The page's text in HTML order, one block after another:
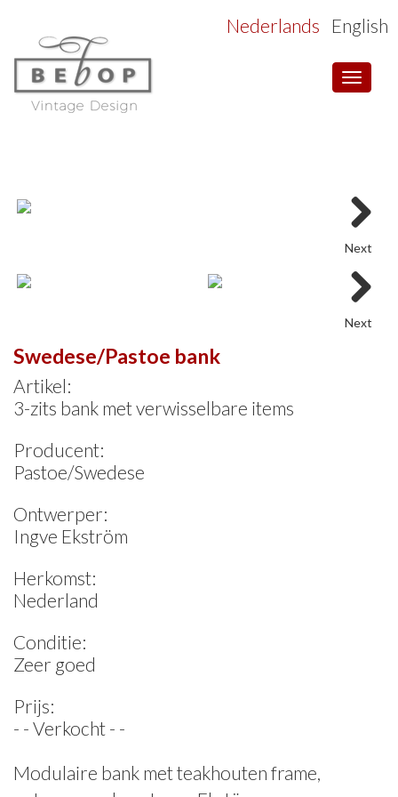
Toggle
Nederlands English
Next
Next
Swedese/Pastoe bank
Artikel:
3-zits bank met verwisselbare items
Producent:
Pastoe/Swedese
Ontwerper:
Ingve Ekström
Herkomst:
Nederland
Conditie:
Zeer goed
Prijs:
- - Verkocht - -
Modulaire bank met teakhouten frame,